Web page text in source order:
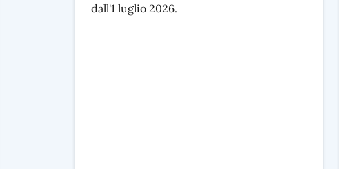
dall'1 luglio 2026.